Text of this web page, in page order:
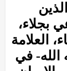
بجلاء،
العلامة
في